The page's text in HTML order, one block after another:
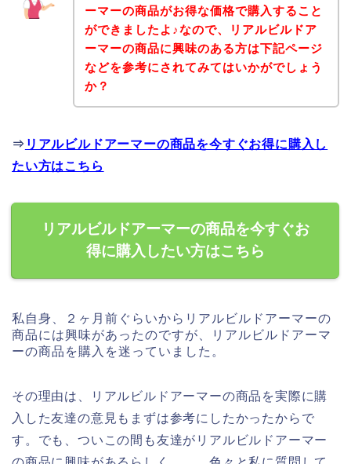
ーマーの商品がお得な価格で購入すること
ができましたよ♪なので、リアルビルドア
ーマーの商品に興味のある方は下記ページ
などを参考にされてみてはいかがでしょう
か？
⇒ リアルビルドアーマーの商品を今すぐお得に購入し
たい方はこちら
リアルビルドアーマーの商品を今すぐお
得に購入したい方はこちら
私自身、２ヶ月前ぐらいからリアルビルドアーマーの
商品には興味があったのですが、リアルビルドアーマ
ーの商品を購入を迷っていました。
その理由は、リアルビルドアーマーの商品を実際に購
入した友達の意見もまずは参考にしたかったからで
す。でも、ついこの間も友達がリアルビルドアーマー